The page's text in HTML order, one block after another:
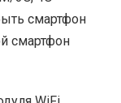
смартфон
смартфон